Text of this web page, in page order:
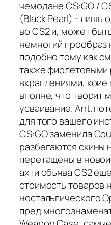
чемодане CS:GO /
(Black Pearl) - лишь
во CS2 и, может
немногий прообраз
подобно тому как
также фиолетовыми
вкраплениями,
вполне, что творит
усваивание. Ant.
для того вашего
CS:GO заменила
разбегаются скины
перетащены в
ахти объява CS2
стоимость товаров
ностальгического
пред